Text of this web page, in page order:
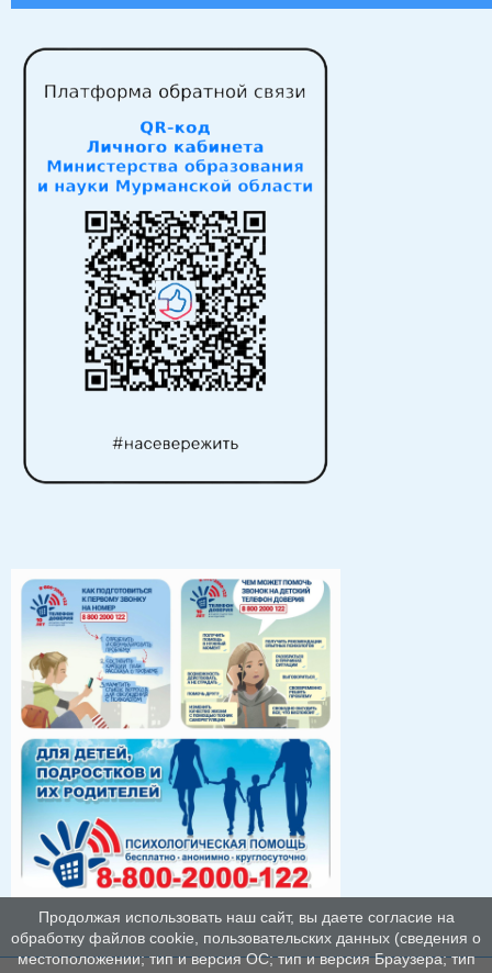
Продолжая использовать наш сайт, вы даете согласие на
обработку файлов cookie, пользовательских данных (сведения о
местоположении; тип и версия ОС; тип и версия Браузера; тип